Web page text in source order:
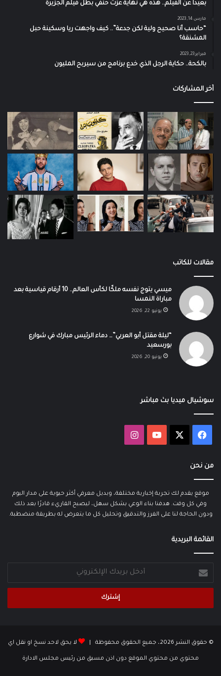
بعيدا عن الفيلم.. هذه هي نهاية عزت حنفي بطل فيلم الجزيرة
مارس 14, 2023
“حاسب أنا صحيح ولية لكن جدعة”.. كيف واجهت ريا وسكينة حبل
المشنقة؟
فبراير 23, 2023
بالكحة.. حكاية الرجل الذي خدع برنامج من سيربح المليون
آخر المشاركات
مقالات للكاتب
ميسي يتوج نفسه ملكًا لكأس العالم.. 10 أرقام قياسية بعد
مباراة النمسا
يونيو 22, 2026
“ليلة مقتل أبو العربي”… دماء الرئيس مبارك في شوارع
بورسعيد
يونيو 20, 2026
سوشيال ميديا بث مباشر
فيسبوك ‫YouTubeانستقرام
من نحن
موقع يقدم لك تجربة إخبارية مختلفة، وبديل معرفي أكثر حيوية على مدار اليوم
وفي كل وقت. هدفنا بناء الوعي بشكل سهل، ليصبح القاريء قادرًا بعد ذلك
ودون الحاجة لنا على الفرز والتدقيق وتحليل كل ما يتعرض له بطريقة منضطبة.
القائمة البريدية
بريدك
الإلكتروني
© حقوق النشر 2026، جميع الحقوق محفوظة | لا يحق لاحد نسخ او نقل اي
محتوي من محتوي الموقع دون اذن مسبق من رئيس مجلس الادارة